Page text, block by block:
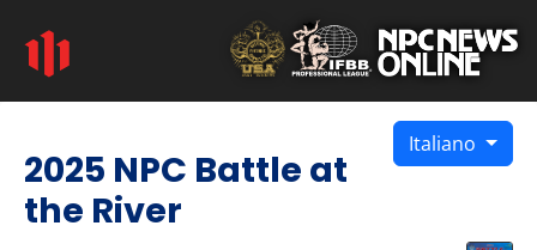
Italiano
2025 NPC Battle at
the River